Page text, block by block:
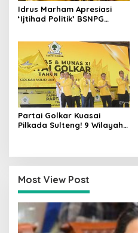
Idrus Marham Apresiasi
‘Ijtihad Politik’ BSNPG
Utama di Pemilu!
Partai Golkar Kuasai
Pilkada Sulteng! 9 Wilayah
Most View Post